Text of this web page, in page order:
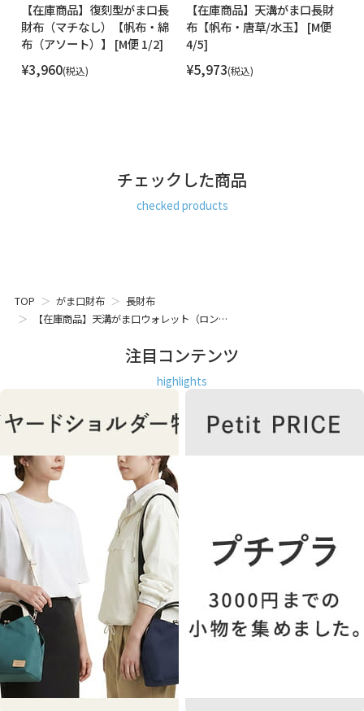
【在庫商品】復刻型がま口長
財布（マチなし）【帆布・綿
布（アソート）】 [M便 1/2]
¥3,960 税込
【在庫商品】天溝がま口長財
布【帆布・唐草/水玉】 [M便
4/5]
¥5,973 税込
チェックした商品
checked products
TOP がま口財布
長財布
【在庫商品】天溝がま口ウォレット（ロン…
注目コンテンツ
highlights